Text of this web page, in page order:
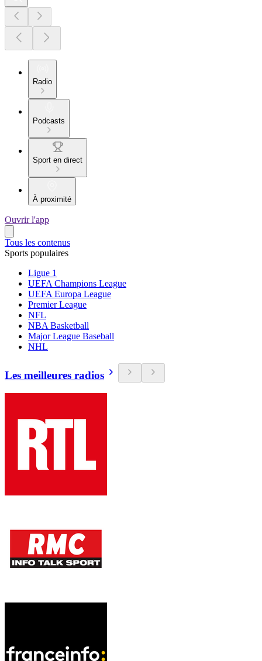
Radio
Podcasts
Sport en direct
À proximité
Ouvrir l'app
Tous les contenus
Sports populaires
Ligue 1
UEFA Champions League
UEFA Europa League
Premier League
NFL
NBA Basketball
Major League Baseball
NHL
Les meilleures radios